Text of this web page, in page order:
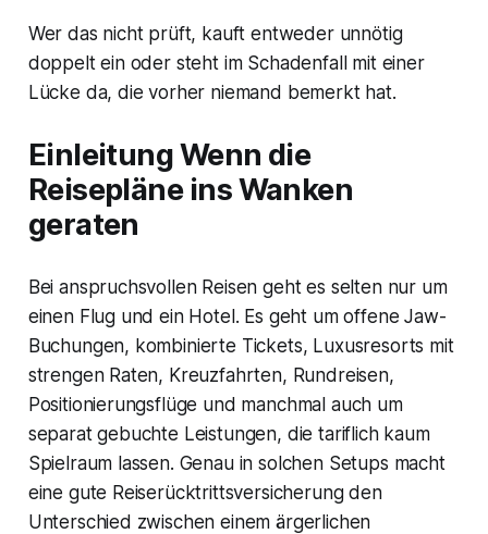
Wer das nicht prüft, kauft entweder unnötig
doppelt ein oder steht im Schadenfall mit einer
Lücke da, die vorher niemand bemerkt hat.
Einleitung Wenn die
Reisepläne ins Wanken
geraten
Bei anspruchsvollen Reisen geht es selten nur um
einen Flug und ein Hotel. Es geht um offene Jaw-
Buchungen, kombinierte Tickets, Luxusresorts mit
strengen Raten, Kreuzfahrten, Rundreisen,
Positionierungsflüge und manchmal auch um
separat gebuchte Leistungen, die tariflich kaum
Spielraum lassen. Genau in solchen Setups macht
eine gute Reiserücktrittsversicherung den
Unterschied zwischen einem ärgerlichen